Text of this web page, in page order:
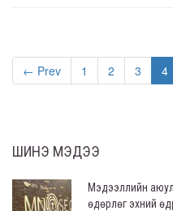
← Prev 1 2 3 4
ШИНЭ МЭДЭЭ
Мэдээллийн
өдөрлөг эхний